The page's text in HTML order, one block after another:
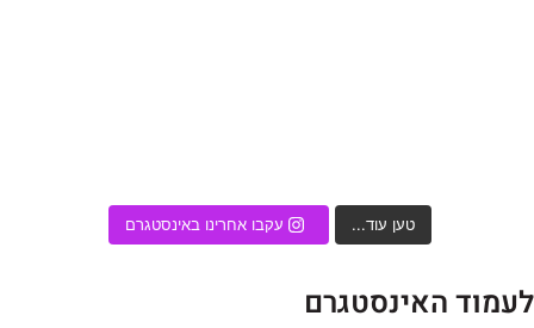
טען עוד... עקבו אחרינו באינסטגרם
האינסטגרם